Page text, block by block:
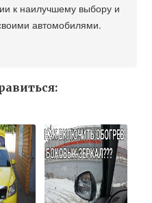
к наилучшему выбору и
автомобилями.